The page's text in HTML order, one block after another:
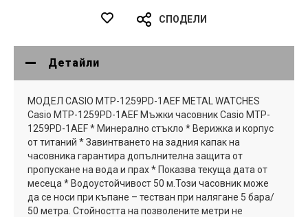
СПОДЕЛИ
Детайли
МОДЕЛ CASIO MTP-1259PD-1AEF METAL WATCHES
Casio MTP-1259PD-1AEF Мъжки часовник Casio MTP-
1259PD-1AEF * Минерално стъкло * Верижка и корпус
от титаний * Завинтването на задния капак на
часовника гарантира допълнителна защита от
пропускане на вода и прах * Показва текуща дата от
месеца * Водоустойчивост 50 м.Този часовник може
да се носи при къпане – тестван при налягане 5 бара/
50 метра. Стойността на позволените метри не